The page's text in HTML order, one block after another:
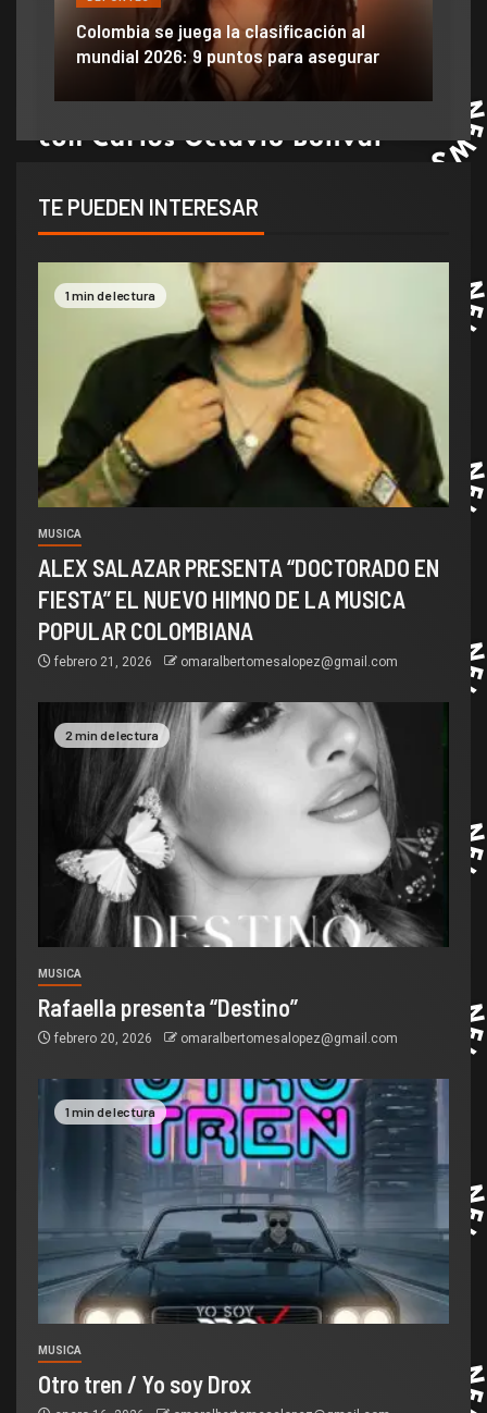
Colombia se juega la clasificación al
mundial 2026: 9 puntos para asegurar
TE PUEDEN INTERESAR
1 min de lectura
MUSICA
ALEX SALAZAR PRESENTA “DOCTORADO EN
FIESTA” EL NUEVO HIMNO DE LA MUSICA
POPULAR COLOMBIANA
febrero 21, 2026 omaralbertomesalopez@gmail.com
2 min de lectura
MUSICA
Rafaella presenta “Destino”
febrero 20, 2026 omaralbertomesalopez@gmail.com
1 min de lectura
MUSICA
Otro tren / Yo soy Drox